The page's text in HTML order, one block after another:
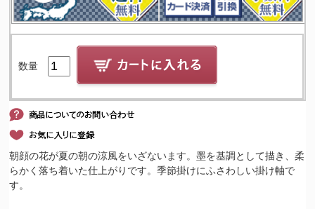
数量
朝顔の花が夏の朝の涼風をいざないます。墨を基調として描き、柔
らかく落ち着いた仕上がりです。季節掛けにふさわしい掛け軸で
す。